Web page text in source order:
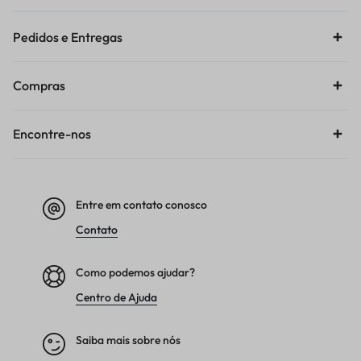
Pedidos e Entregas
Compras
Encontre-nos
Entre em contato conosco
Contato
Como podemos ajudar?
Centro de Ajuda
Saiba mais sobre nós